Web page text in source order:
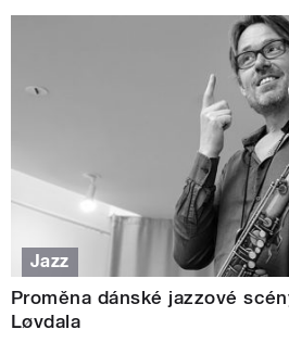
Jazz
Proměna dánské jazzové
Løvdala